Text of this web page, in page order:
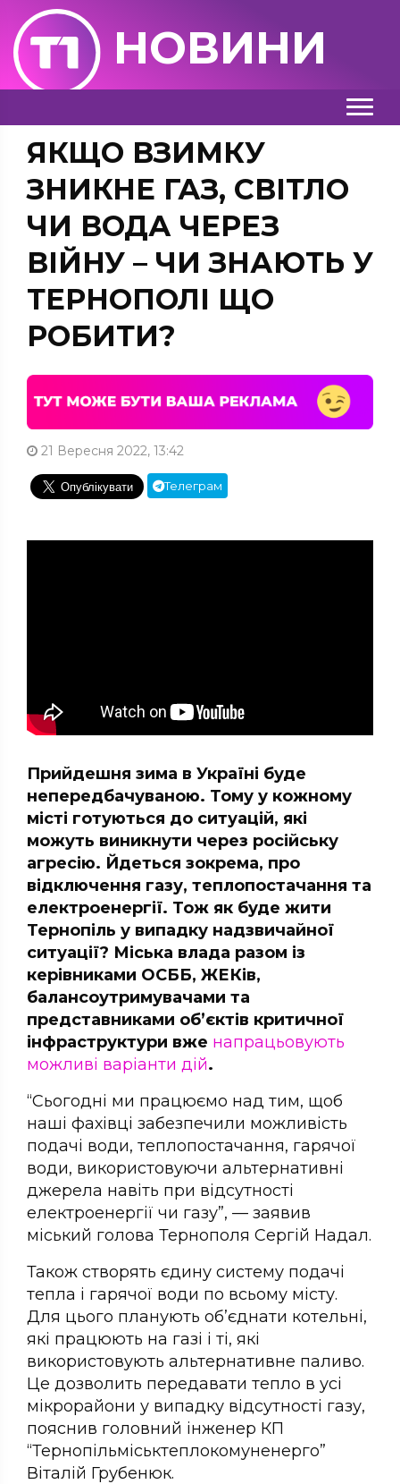
НОВИНИ
ЯКЩО ВЗИМКУ
ЗНИКНЕ ГАЗ, СВІТЛО
ЧИ ВОДА ЧЕРЕЗ
ВІЙНУ – ЧИ ЗНАЮТЬ У
ТЕРНОПОЛІ ЩО
РОБИТИ?
21 Вересня 2022, 13:42
Телеграм
Прийдешня зима в Україні буде
непередбачуваною. Тому у кожному
місті готуються до ситуацій, які
можуть виникнути через російську
агресію. Йдеться зокрема, про
відключення газу, теплопостачання та
електроенергії. Тож як буде жити
Тернопіль у випадку надзвичайної
ситуації? Міська влада разом із
керівниками ОСББ, ЖЕКів,
балансоутримувачами та
представниками об’єктів критичної
інфраструктури вже напрацьовують
можливі варіанти дій.
“Сьогодні ми працюємо над тим, щоб
наші фахівці забезпечили можливість
подачі води, теплопостачання, гарячої
води, використовуючи альтернативні
джерела навіть при відсутності
електроенергії чи газу”, — заявив
міський голова Тернополя Сергій Надал.
Також створять єдину систему подачі
тепла і гарячої води по всьому місту.
Для цього планують об’єднати котельні,
які працюють на газі і ті, які
використовують альтернативне паливо.
Це дозволить передавати тепло в усі
мікрорайони у випадку відсутності газу,
пояснив головний інженер КП
“Тернопільміськтеплокомуненерго”
Віталій Грубенюк.